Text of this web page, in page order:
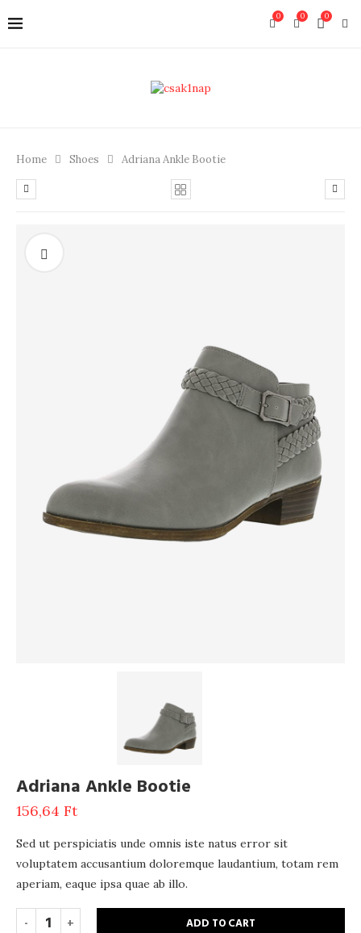
0
0
0
Home Shoes Adriana Ankle Bootie
Adriana Ankle Bootie
156,64 Ft
Sed ut perspiciatis unde omnis iste natus error sit
voluptatem accusantium doloremque laudantium, totam rem
aperiam, eaque ipsa quae ab illo.
ADD TO CART